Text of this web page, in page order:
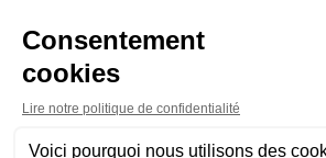
20 avenue Paul Doumer
04 72 41 88 50